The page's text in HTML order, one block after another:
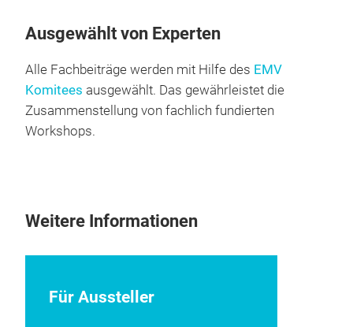
Ausgewählt von Experten
Alle Fachbeiträge werden mit Hilfe des EMV
Komitees ausgewählt. Das gewährleistet die
Zusammenstellung von fachlich fundierten
Workshops.
Weitere Informationen
Für Aussteller